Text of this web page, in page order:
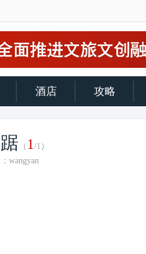
酒店 攻略
（ 1 /1）
wangyan